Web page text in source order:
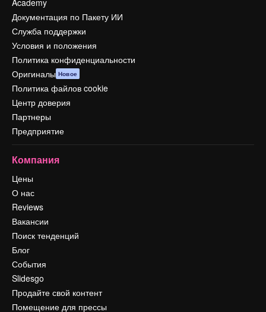
Academy
Документация по Пакету ИИ
Служба поддержки
Условия и положения
Политика конфиденциальности
Оригиналы Новое
Политика файлов cookie
Центр доверия
Партнеры
Предприятие
Компания
Цены
О нас
Reviews
Вакансии
Поиск тенденций
Блог
События
Slidesgo
Продайте свой контент
Помещение для прессы